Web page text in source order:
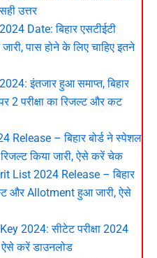
उत्तर
Date: बिहार एसटीईटी
पास होने के लिए चाहिए इतने
इंतजार हुआ समाप्त, बिहार
2 परीक्षा का रिजल्ट और कट
Release – बिहार बोर्ड ने स्पेशल
रिजल्ट किया जारी, ऐसे करें चेक
List 2024 Release – बिहार
और Allotment हुआ जारी, ऐसे
2024: सीटेट परीक्षा 2024
करें डाउनलोड